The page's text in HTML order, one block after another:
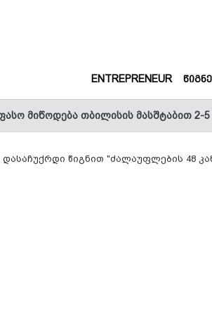
მიწოდება თბილისის მასშტაბით 2-
ENTREPRENEUR
დასაჩუქრდი წიგნით "ძალაუფლების 48